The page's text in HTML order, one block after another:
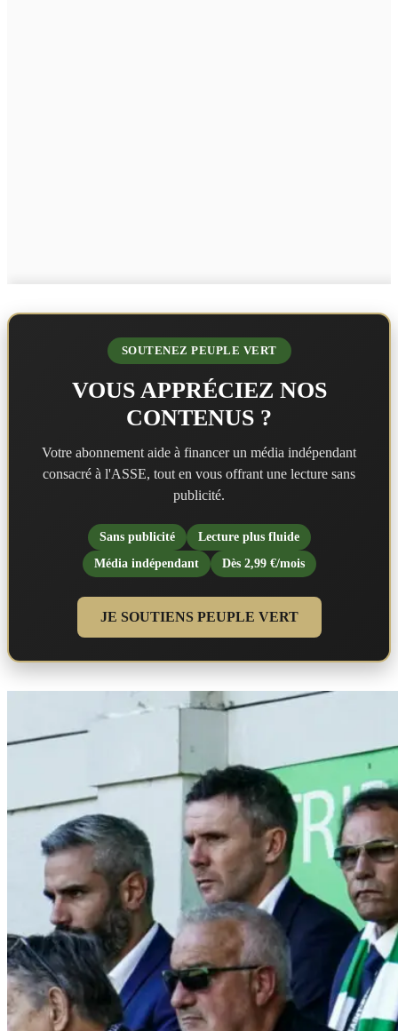
SOUTENEZ PEUPLE VERT
VOUS APPRÉCIEZ NOS
CONTENUS ?
Votre abonnement aide à financer un média indépendant
consacré à l'ASSE, tout en vous offrant une lecture sans
publicité.
Sans publicité
Lecture plus fluide
Média indépendant
Dès 2,99 €/mois
JE SOUTIENS PEUPLE VERT